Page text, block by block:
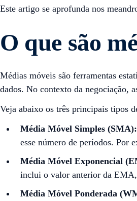
Este artigo se aprofunda nos
O que são
Médias móveis são ferramentas
dados. No contexto da negociação,
Veja abaixo os três principais tipos
Média Móvel Simples (SMA):
esse número de períodos. Por
Média Móvel Exponencial
inclui o valor anterior da EMA,
Média Móvel Ponderada